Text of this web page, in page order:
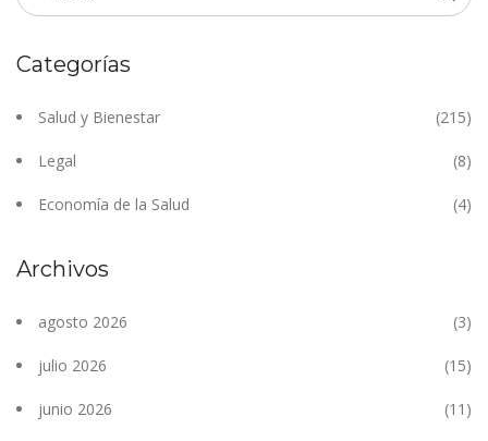
Categorías
Salud y Bienestar (215)
Legal (8)
Economía de la Salud (4)
Archivos
agosto 2026 (3)
julio 2026 (15)
junio 2026 (11)